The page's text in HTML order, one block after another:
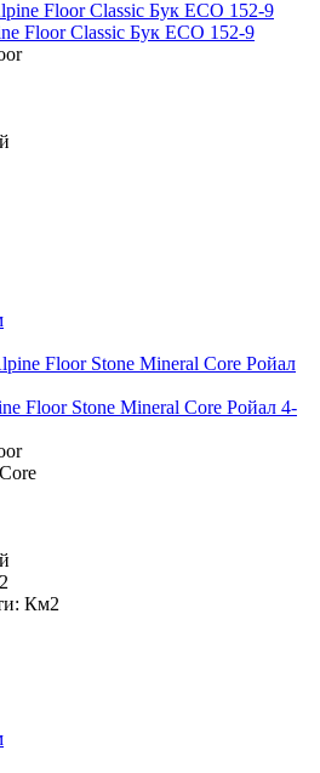
Floor Classic Бук ЕСО 152-9
Floor Stone Mineral Core Ройал 4-
Км2